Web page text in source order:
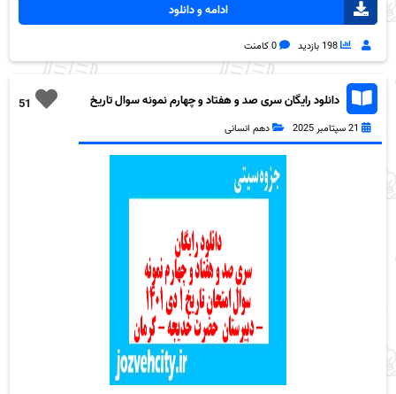
ادامه و دانلود
198 بازدید 0 کامنت
51
دانلود رایگان سری صد و هفتاد و چهارم نمونه سوال تاریخ
دهم انسانی به همراه pdf
21 سپتامبر 2025 دهم انسانی